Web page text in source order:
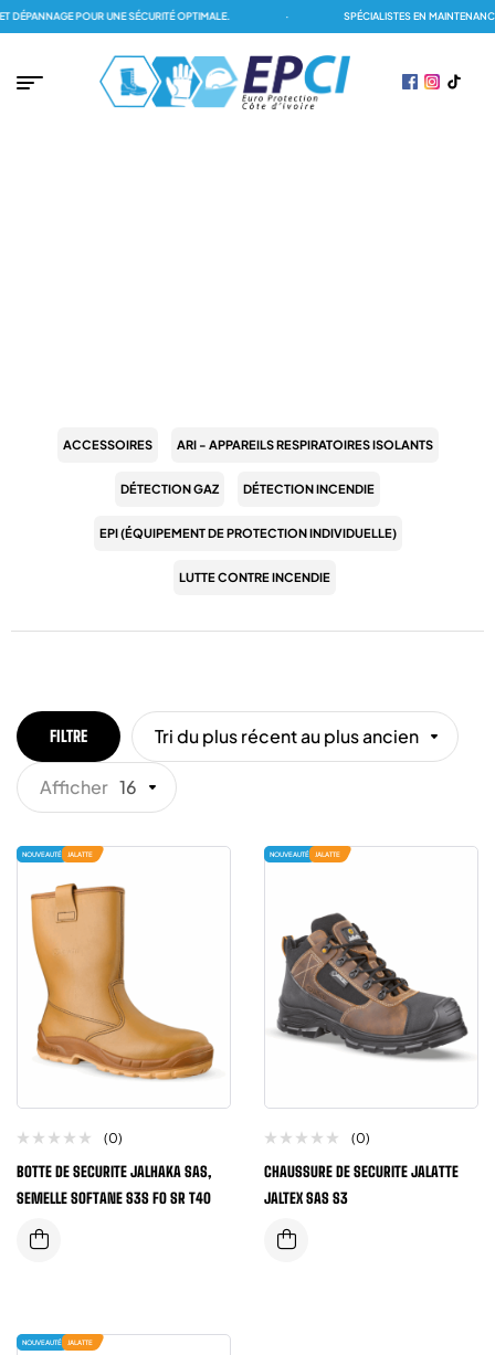
POUR UNE SÉCURITÉ OPTIMALE. SPÉCIALISTES EN
ACCESSOIRES ARI - APPAREILS RESPIRATOIRES ISOLANTS
DÉTECTION GAZ DÉTECTION INCENDIE
EPI (ÉQUIPEMENT DE PROTECTION INDIVIDUELLE)
LUTTE CONTRE INCENDIE
FILTRE Tri du plus récent au plus ancien
Afficher 16
NOUVEAUTÉ JALATTE
(0)
BOTTE DE SECURITE JALHAKA SAS,
SEMELLE SOFTANE S3S FO SR T40
NOUVEAUTÉ JALATTE
(0)
CHAUSSURE DE SECURITE JALATTE
JALTEX SAS S3
NOUVEAUTÉ JALATTE